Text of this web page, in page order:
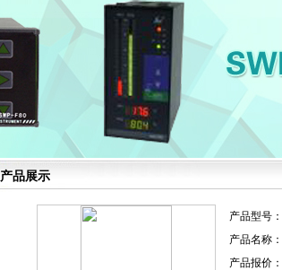
产品展示
产品型号：
产品名称：
产品报价：